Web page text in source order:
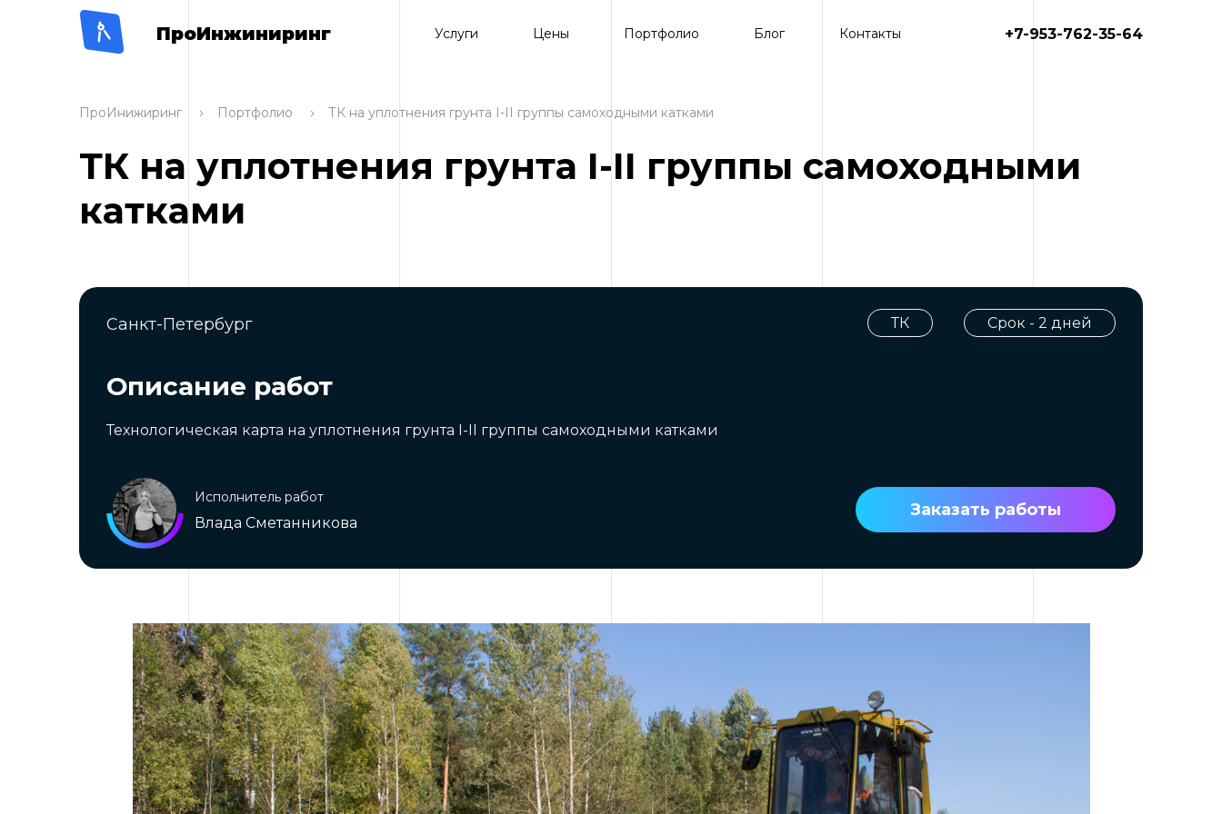
ПроИнжиниринг Услуги Цены Портфолио Блог Контакты +7-953-762-35-64
ПроИнижиринг Портфолио ТК на уплотнения грунта I-II группы самоходными катками
ТК на уплотнения грунта I-II группы самоходными
катками
Санкт-Петербург ТК Срок - 2 дней
Описание работ
Технологическая карта на уплотнения грунта I-II группы самоходными катками
Исполнитель работ
Влада Сметанникова
Заказать работы